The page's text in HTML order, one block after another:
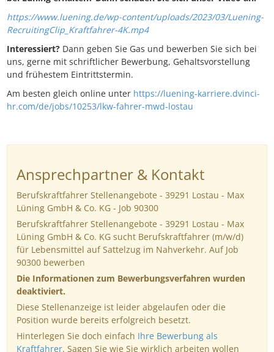
https://www.luening.de/wp-content/uploads/2023/03/Luening-
RecruitingClip_Kraftfahrer-4K.mp4
Interessiert? Dann geben Sie Gas und bewerben Sie sich bei
uns, gerne mit schriftlicher Bewerbung, Gehaltsvorstellung
und frühestem Eintrittstermin.
Am besten gleich online unter https://luening-karriere.dvinci-
hr.com/de/jobs/10253/lkw-fahrer-mwd-lostau
Ansprechpartner & Kontakt
Berufskraftfahrer Stellenangebote - 39291 Lostau - Max
Lüning GmbH & Co. KG - Job 90300
Berufskraftfahrer Stellenangebote - 39291 Lostau - Max
Lüning GmbH & Co. KG sucht Berufskraftfahrer (m/w/d)
für Lebensmittel auf Sattelzug im Nahverkehr. Auf Job
90300 bewerben
Die Informationen zum Bewerbungsverfahren wurden
deaktiviert.
Diese Stellenanzeige ist leider abgelaufen oder die
Position wurde bereits erfolgreich besetzt.
Hinterlegen Sie doch einfach Ihre Bewerbung als
Kraftfahrer. Sagen Sie wie Sie wirklich arbeiten wollen